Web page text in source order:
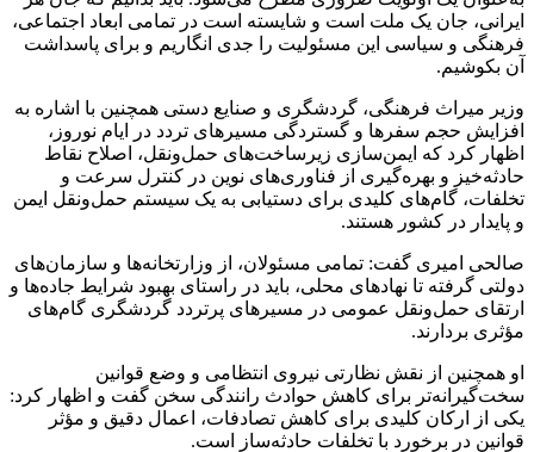
ایرانی، جان یک ملت است و شایسته است در تمامی ابعاد اجتماعی،
فرهنگی و سیاسی این مسئولیت را جدی انگاریم و برای پاسداشت
آن بکوشیم.
وزیر میراث فرهنگی، گردشگری و صنایع دستی همچنین با اشاره به
افزایش حجم سفرها و گستردگی مسیرهای تردد در ایام نوروز،
اظهار کرد که ایمن‌سازی زیرساخت‌های حمل‌ونقل، اصلاح نقاط
حادثه‌خیز و بهره‌گیری از فناوری‌های نوین در کنترل سرعت و
تخلفات، گام‌های کلیدی برای دستیابی به یک سیستم حمل‌ونقل ایمن
و پایدار در کشور هستند.
صالحی امیری گفت: تمامی مسئولان، از وزارتخانه‌ها و سازمان‌های
دولتی گرفته تا نهادهای محلی، باید در راستای بهبود شرایط جاده‌ها و
ارتقای حمل‌ونقل عمومی در مسیرهای پرتردد گردشگری گام‌های
مؤثری بردارند.
او همچنین از نقش نظارتی نیروی انتظامی و وضع قوانین
سخت‌گیرانه‌تر برای کاهش حوادث رانندگی سخن گفت و اظهار کرد:
یکی از ارکان کلیدی برای کاهش تصادفات، اعمال دقیق و مؤثر
قوانین در برخورد با تخلفات حادثه‌ساز است.